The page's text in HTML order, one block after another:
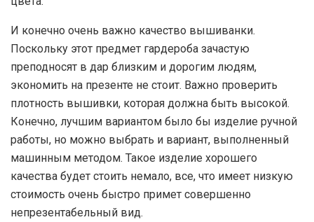
И конечно очень важно качество вышиванки.
Поскольку этот предмет гардероба зачастую
преподносят в дар близким и дорогим людям,
экономить на презенте не стоит. Важно проверить
плотность вышивки, которая должна быть высокой.
Конечно, лучшим вариантом было бы изделие ручной
работы, но можно выбрать и вариант, выполненный
машинным методом. Такое изделие хорошего
качества будет стоить немало, все, что имеет низкую
стоимость очень быстро примет совершенно
непрезентабельный вид.